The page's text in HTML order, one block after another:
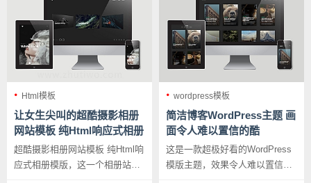
Html模板
让女生尖叫的超酷摄影相册
网站模板 纯Html响应式相册
模版
超酷摄影相册网站模板 纯Html响
应式相册模版，这一个相册站长
wordpress模板
简洁博客WordPress主题 画
面令人难以置信的酷
这是一款超极好看的WordPress
模版主题，效果令人难以置信的